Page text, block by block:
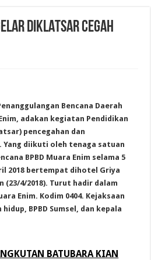
DIKLATSAR CEGAH
Bencana Daerah
adakan kegiatan Pendidikan
pencegahan dan
Yang diikuti oleh tenaga satuan
BPBD Muara Enim selama 5
2018 bertempat dihotel Griya
(23/4/2018). Turut hadir dalam
Enim. Kodim 0404. Kejaksaan
BPBD Sumsel, dan kepala
BATUBARA KIAN